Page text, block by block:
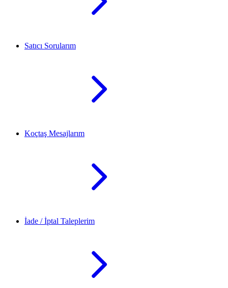
Satıcı Sorularım
Koçtaş Mesajlarım
İade / İptal Taleplerim